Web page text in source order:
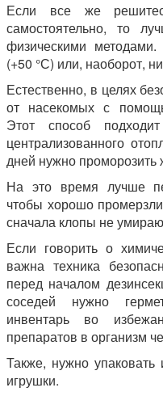
Если все же
самостоятельно, то
физическими
(+50 °С) или, наоборот,
Естественно, в целях
от насекомых с
Этот способ
централизованного
дней нужно
На это время лучше
чтобы хорошо
сначала клопы не
Если говорить о
важна техника
перед началом
соседей нужно
инвентарь во
препаратов в организм
Также, нужно
игрушки.